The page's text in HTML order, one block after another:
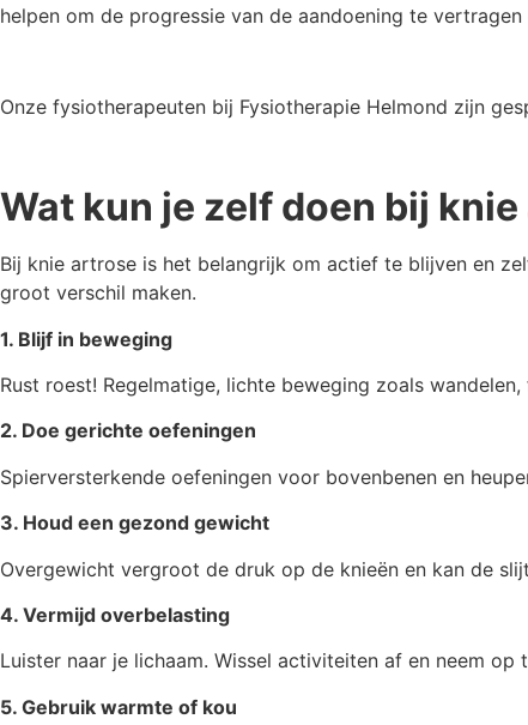
helpen om de progressie van de aandoening te
Onze fysiotherapeuten bij Fysiotherapie Helmond zijn
Wat kun je zelf doen bij
Bij knie artrose is het belangrijk om actief te blijven en
groot verschil maken.
1. Blijf in beweging
Rust roest! Regelmatige, lichte beweging zoals
2. Doe gerichte oefeningen
Spierversterkende oefeningen voor bovenbenen en
3. Houd een gezond gewicht
Overgewicht vergroot de druk op de knieën en kan de
4. Vermijd overbelasting
Luister naar je lichaam. Wissel activiteiten af en neem
5. Gebruik warmte of kou